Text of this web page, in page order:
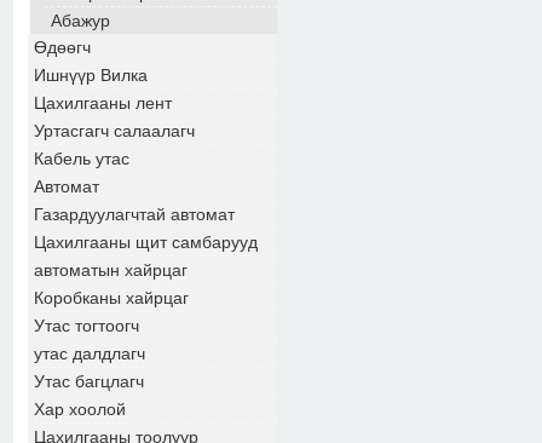
Абажур
Өдөөгч
Ишнүүр Вилка
Цахилгааны лент
Уртасгагч салаалагч
Кабель утас
Автомат
Газардуулагчтай автомат
Цахилгааны щит самбарууд
автоматын хайрцаг
Коробканы хайрцаг
Утас тогтоогч
утас далдлагч
Утас багцлагч
Хар хоолой
Цахилгааны тоолуур